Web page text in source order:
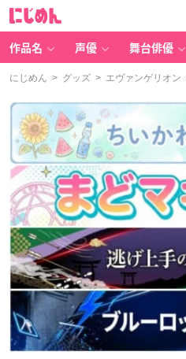
作品名 声優 舞台俳優
にじめん > グッズ > エヴァンゲリオン